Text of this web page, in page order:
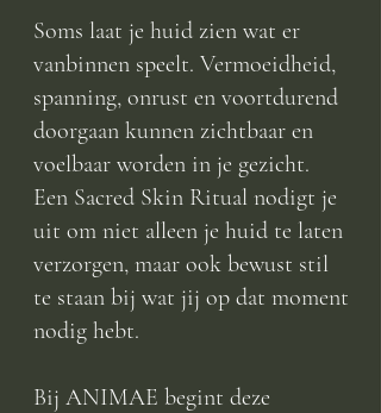
Soms laat je huid zien wat er
vanbinnen speelt. Vermoeidheid,
spanning, onrust en voortdurend
doorgaan kunnen zichtbaar en
voelbaar worden in je gezicht.
Een Sacred Skin Ritual nodigt je
uit om niet alleen je huid te laten
verzorgen, maar ook bewust stil
te staan bij wat jij op dat moment
nodig hebt.
Bij ANIMAE begint deze